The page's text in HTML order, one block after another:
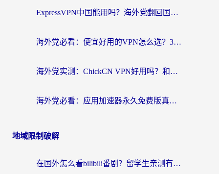
ExpressVPN中国能用吗？海外党翻回国内的加速器选择指南（附番茄加速器实测）
海外党必看：便宜好用的VPN怎么选？3步解决回国访问难题+Steam改区技巧
海外党实测：ChickCN VPN好用吗？和OurPlay VPN对比哪个回国效果更好？附避坑指南
海外党必看：应用加速器永久免费版真的靠谱吗？教你选对回国加速器无缝刷国内资源
地域限制破解
在国外怎么看bilibili番剧？留学生亲测有效的地域限制突破指南（附酷我酷狗音乐解决方法）